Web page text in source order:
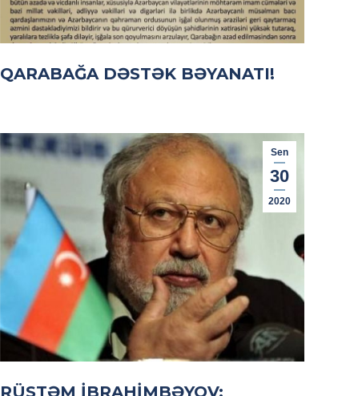
QARABAĞA DƏSTƏK BƏYANATI!
Sen
30
2020
RÜSTƏM İBRAHIMBƏYOV: